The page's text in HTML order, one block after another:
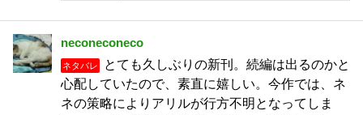
neconeconeco
ネタバレ
とても久しぶりの新刊。続編は出るのかと
心配していたので、素直に嬉しい。今作では、ネ
ネの策略によりアリルが行方不明となってしま